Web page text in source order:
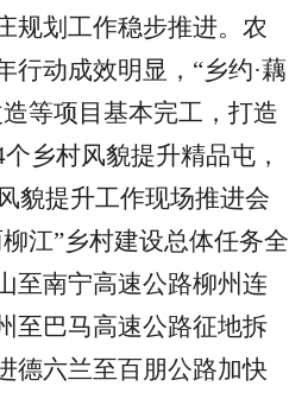
规划工作稳步推进。农
行动成效明显， “乡约·藕
等项目基本完工，打造
个乡村风貌提升精品屯，
貌提升工作现场推进会
江”乡村建设总体任务全
至南宁高速公路柳州连
至巴马高速公路征地拆
德六兰至百朋公路加快